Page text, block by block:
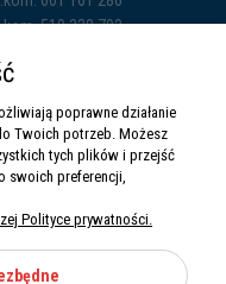
519 338 793
poprawne działanie
Twoich potrzeb. Możesz
tych plików i przejść
swoich preferencji,
Polityce prywatności.